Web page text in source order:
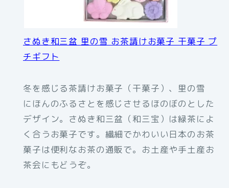
さぬき和三盆 里の雪 お茶請けお菓子 干菓子 プ
チギフト
冬を感じる茶請けお菓子（干菓子）、里の雪
にほんのふるさとを感じさせるほのぼのとした
デザイン。さぬき和三盆（和三宝）は緑茶によ
く合うお菓子です。繊細でかわいい日本のお茶
菓子は便利なお茶の通販で。お土産や手土産お
茶会にもどうぞ。